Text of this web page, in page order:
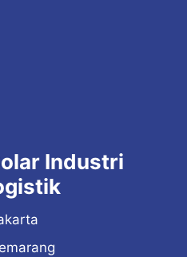
Industri